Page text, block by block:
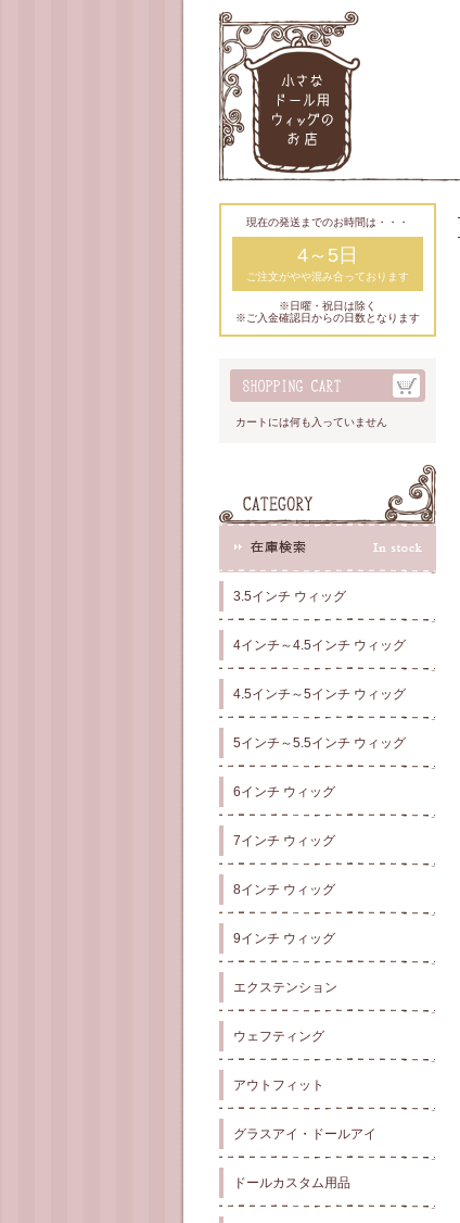
現在の発送までのお時間は・・・
4～5日
ご注文がやや混み合っております
※日曜・祝日は除く
※ご入金確認日からの日数となります
カートには何も入っていません
3.5インチ ウィッグ
4インチ～4.5インチ ウィッグ
4.5インチ～5インチ ウィッグ
5インチ～5.5インチ ウィッグ
6インチ ウィッグ
7インチ ウィッグ
8インチ ウィッグ
9インチ ウィッグ
エクステンション
ウェフティング
アウトフィット
グラスアイ・ドールアイ
ドールカスタム用品